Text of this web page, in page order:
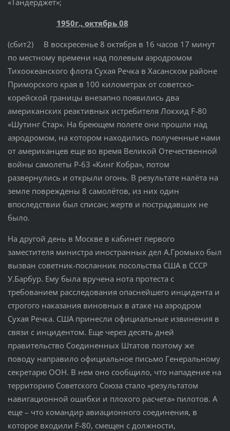
1950г., октябрь 08
(сбит2) В воскресенье 8 октября в 16 часов 17 минут
по местному времени над полевым аэродромом
Тихоокеанского флота Сухая Речка в Хасанском районе
Приморского края в 100 километрах от советско-
корейской границы внезапно появились два
американских реактивных истребителя Локхид F-80
«Шутинг Стар». На бреющем полете они прошли над
аэродромом, на котором находились полученные нами
от американцев еще во время Великой Отечественной
войны самолеты P-63 «Кинг Кобра», потом
развернулись и открыли огонь. В результате налёта на
земле повреждены 8 самолётов, из них один
впоследствии был списан; жертв и пострадавших не
было.
На другой день в Москве в кабинет первого
заместителя министра иностранных дел А.Громыко был
вызван советник-посланник посольства США в СССР
У.Барбур. Ему была вручена нота протеста с
требованием расследования опаснейшего инцидента и
строгого наказания виновных в атаке на аэродром
Сухая Речка. США принесли официальные извинения в
связи с инцидентом. Еще через десять дней
правительство Соединенных Штатов поэтому же
поводу направило официальное письмо Генеральному
секретарю ООН. В нем оно сообщило, что нападение на
территорию Советского Союза стало «результатом
навигационной ошибки и плохого расчета» пилотов. А
еще – что командир авиационного соединения, в
которое входили F-80, смещен с должности,